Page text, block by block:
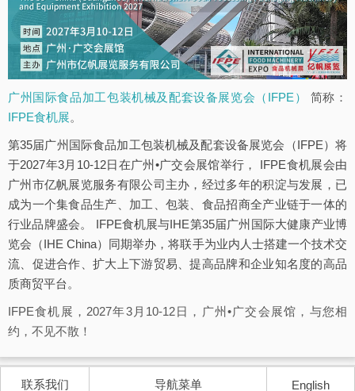
广州国际食品加工包装机械及配套设备展览会（IFPE）
简称：
IFPE食机展。
第35届广州国际食品加工包装机械及配套设备展览会（IFPE）将
于2027年3月10-12日在广州•广交会展馆举行， IFPE食机展会由
广州市亿帆展览服务有限公司主办，经过多年的积淀与发展，已
成为一个集食品生产、加工、包装、食品招商全产业链于一体的
行业品牌盛会。 IFPE食机展与IHE第35届广州国际大健康产业博
览会（IHE China）同期举办，将联手为业内人士搭建一个技术交
流、促进合作、扩大上下游贸易、提高品牌和企业知名度的高品
质商贸平台。
IFPE食机展，2027年3月10-12日，广州•广交会展馆，与您相
约，不见不散！
联系我们 导航菜单 English